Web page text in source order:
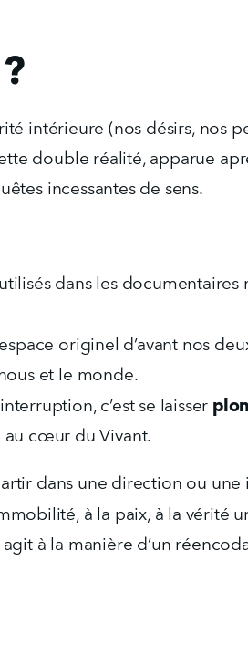
intérieure (nos désirs, nos
double réalité, apparue
incessantes de sens.
dans les
originel d’avant nos
et le monde.
c’est se laisser
au cœur du Vivant.
dans une direction ou
à la paix, à la vérité
à la manière d’un